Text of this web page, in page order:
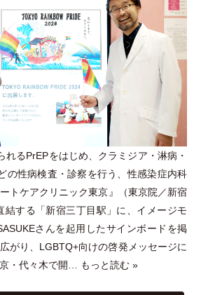
れるPrEPをはじめ、クラミジア ・ 淋病 ・
の性病検査 ・診察を行う、性感染症内科
トケアクリニック東京』
（東京院／新宿
結する 「新宿三丁目駅 」 に、イメージモ
さんを起用したサインボードを掲
がり、LGBTQ+向けの啓発メッセージに
・ 代々木で開… もっと読む »